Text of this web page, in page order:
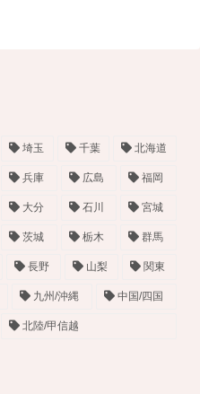
埼玉 千葉 北海道
兵庫 広島 福岡
大分 石川 宮城
茨城 栃木 群馬
長野 山梨 関東
九州/沖縄 中国/四国
北陸/甲信越